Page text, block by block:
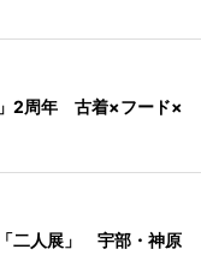
2周年 古着×フード×
二人展」 宇部・神原